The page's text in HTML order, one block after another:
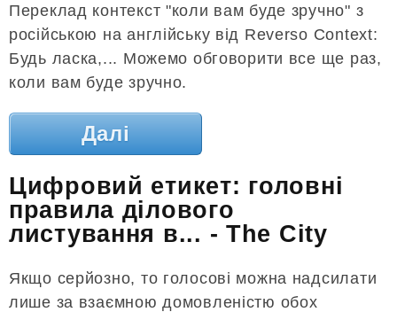
Переклад контекст "коли вам буде зручно" з
російською на англійську від Reverso Context:
Будь ласка,... Можемо обговорити все ще раз,
коли вам буде зручно.
Далі
Цифровий етикет: головні
правила ділового
листування в... - The City
Якщо серйозно, то голосові можна надсилати
лише за взаємною домовленістю обох